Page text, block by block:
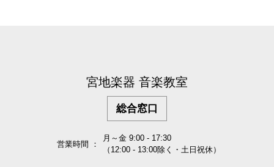
宮地楽器 音楽教室
総合窓口
営業時間 ：
月～金 9:00 - 17:30
（12:00 - 13:00除く・土日祝休）